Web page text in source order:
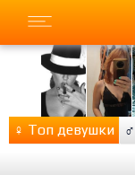
♀Топ девушки ♂